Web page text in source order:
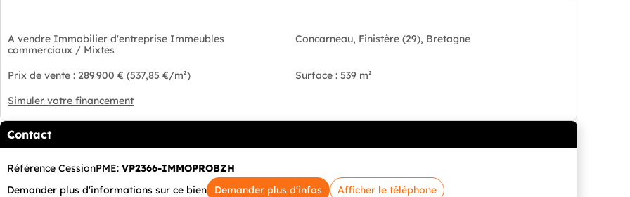
A vendre Immobilier d'entreprise Immeubles
commerciaux / Mixtes
Concarneau, Finistère (29), Bretagne
Prix de vente : 289 900 € (537,85 €/m²)
Surface : 539 m²
Simuler votre financement
Contact
Référence CessionPME: VP2366-IMMOPROBZH
Demander plus d'informations sur ce bien
Demander plus d'infos Afficher le téléphone